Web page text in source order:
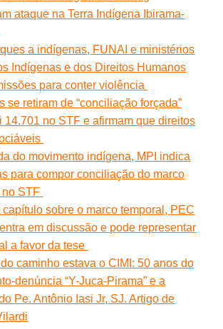
ataque na Terra Indígena Ibirama-
a indígenas, FUNAI e ministérios
Indígenas e dos Direitos Humanos
para conter violência
se retiram de “conciliação forçada”
14.701 no STF e afirmam que direitos
do movimento indígena, MPI indica
para compor conciliação do marco
no STF
capítulo sobre o marco temporal, PEC
em discussão e pode representar
a favor da tese
caminho estava o CIMI: 50 anos do
denúncia “Y-Juca-Pirama” e a
Pe. Antônio Iasi Jr, SJ. Artigo de